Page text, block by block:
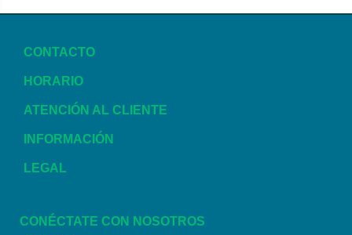
CONTACTO
HORARIO
ATENCIÓN AL CLIENTE
INFORMACIÓN
LEGAL
CONÉCTATE CON NOSOTROS